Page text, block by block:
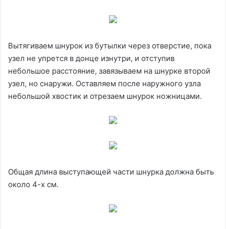
Вытягиваем шнурок из бутылки через отверстие, пока
узел не упрется в донце изнутри, и отступив
небольшое расстояние, завязываем на шнурке второй
узел, но снаружи. Оставляем после наружного узла
небольшой хвостик и отрезаем шнурок ножницами.
Общая длина выступающей части шнурка должна быть
около 4-х см.